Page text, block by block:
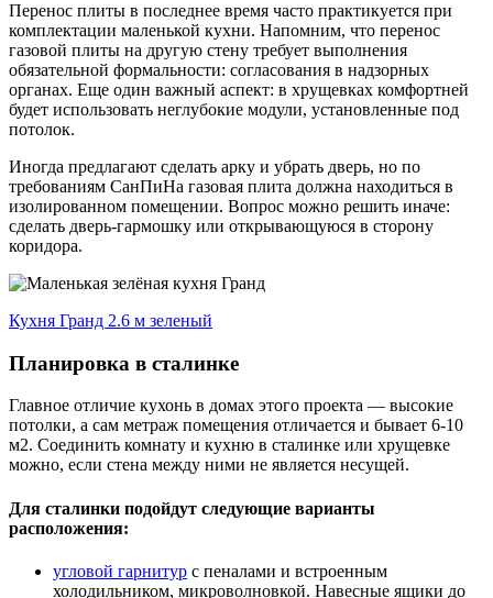
Перенос плиты в последнее время часто практикуется при
комплектации маленькой кухни. Напомним, что перенос
газовой плиты на другую стену требует выполнения
обязательной формальности: согласования в надзорных
органах. Еще один важный аспект: в хрущевках комфортней
будет использовать неглубокие модули, установленные под
потолок.
Иногда предлагают сделать арку и убрать дверь, но по
требованиям СанПиНа газовая плита должна находиться в
изолированном помещении. Вопрос можно решить иначе:
сделать дверь-гармошку или открывающуюся в сторону
коридора.
Кухня Гранд 2.6 м зеленый
Планировка в сталинке
Главное отличие кухонь в домах этого проекта — высокие
потолки, а сам метраж помещения отличается и бывает 6-10
м2. Соединить комнату и кухню в сталинке или хрущевке
можно, если стена между ними не является несущей.
Для сталинки подойдут следующие варианты
расположения:
угловой гарнитур с пеналами и встроенным
холодильником, микроволновкой. Навесные ящики до